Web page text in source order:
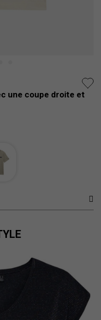
une coupe droite et